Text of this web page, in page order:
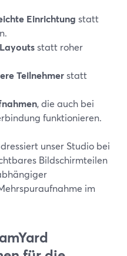
Einrichtung statt
statt roher
Teilnehmerstatt
, die auch bei
funktionieren.
unser Studio bei
Bildschirmteilen
im